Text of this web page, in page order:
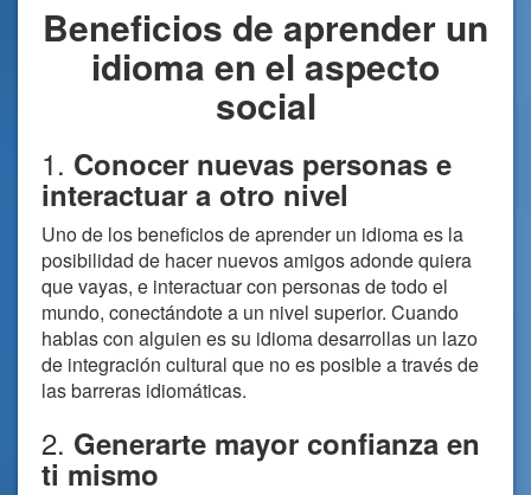
Beneficios de aprender un
idioma en el aspecto
social
1. Conocer nuevas personas e
interactuar a otro nivel
Uno de los beneficios de aprender un idioma es la
posibilidad de hacer nuevos amigos adonde quiera
que vayas, e interactuar con personas de todo el
mundo, conectándote a un nivel superior. Cuando
hablas con alguien es su idioma desarrollas un lazo
de integración cultural que no es posible a través de
las barreras idiomáticas.
2. Generarte mayor confianza en
ti mismo